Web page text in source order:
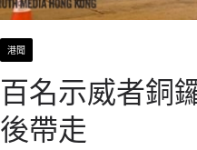
港聞
百名示威者銅
後帶走